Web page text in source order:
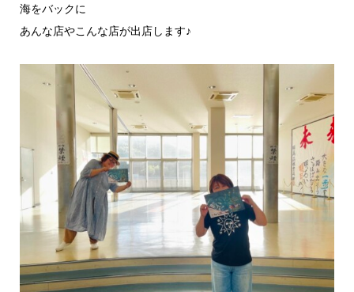
海をバックに
あんな店やこんな店が出店します♪